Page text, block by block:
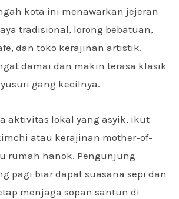
kota ini menawarkan jejeran
tradisional, lorong bebatuan,
dan toko kerajinan artistik.
damai dan makin terasa klasik
gang kecilnya.
aktivitas lokal yang asyik, ikut
atau kerajinan mother-of-
rumah hanok. Pengunjung
pagi biar dapat suasana sepi dan
menjaga sopan santun di